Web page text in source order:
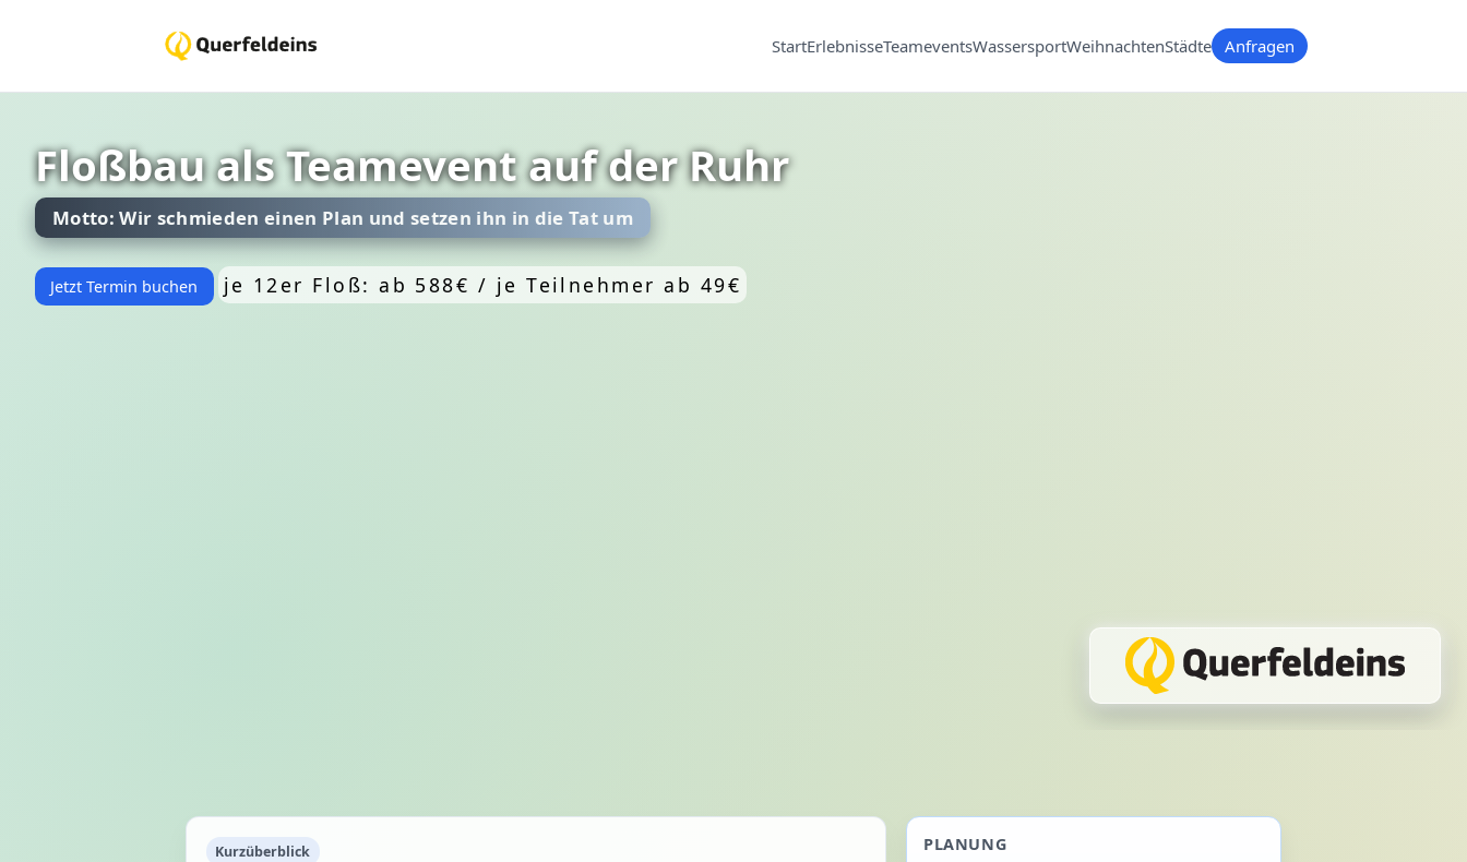
StartErlebnisseTeameventsWassersportWeihnachtenStädte Anfragen
Floßbau als Teamevent auf der Ruhr
Motto: Wir schmieden einen Plan und setzen ihn in die Tat um
Jetzt Termin buchen je 12er Floß: ab 588€ / je Teilnehmer ab 49€
Kurzüberblick PLANUNG